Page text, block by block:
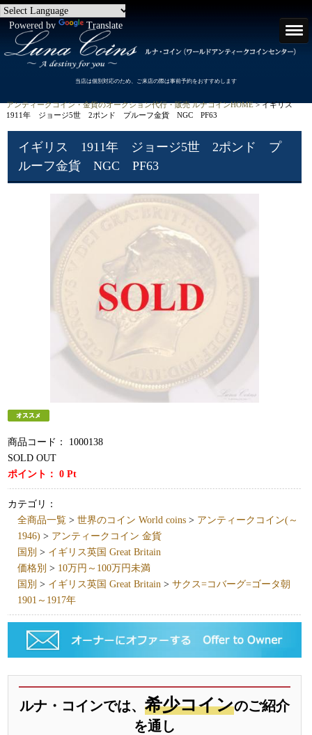
Powered by Translate
当店は個別対応のため、ご来店の際は事前予約をおすすめします
アンティークコイン・金貨のオークション代行・販売 ルナコインHOME> イギリス
1911年 ジョージ5世 2ポンド プルーフ金貨 NGC PF63
イギリス 1911年 ジョージ5世 2ポンド プ
ルーフ金貨 NGC PF63
商品コード：
1000138
SOLD OUT
ポイント：0 Pt
カテゴリ：
全商品一覧 >世界のコイン World coins > アンティークコイン(～
1946) > アンティークコイン 金貨
国別 > イギリス英国 Great Britain
価格別 > 10万円～100万円未満
国別 > イギリス英国 Great Britain >サクス=コバーグ=ゴータ朝
1901～1917年
ルナ・コインでは、 希少コインのご紹介
を通し